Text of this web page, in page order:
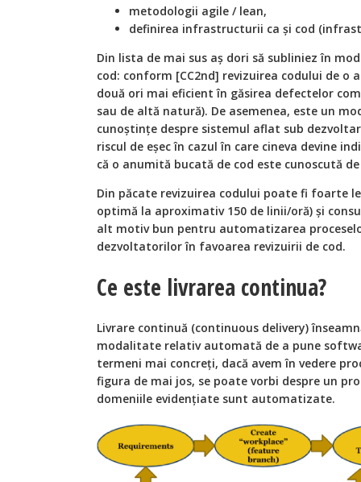
metodologii agile / lean,
definirea infrastructurii ca și cod (
Din lista de mai sus aș dori să subliniez în
cod: conform [CC2nd] revizuirea codului de o
două ori mai eficient în găsirea defectelor
sau de altă natură). De asemenea, este un
cunoștințe despre sistemul aflat sub
riscul de eșec în cazul în care cineva devine
că o anumită bucată de cod este cunoscută
Din păcate revizuirea codului poate fi foarte
optimă la aproximativ 150 de linii/oră) și
alt motiv bun pentru automatizarea
dezvoltatorilor în favoarea revizuirii de cod.
Ce este livrarea continua?
Livrare continuă (continuous delivery)
modalitate relativ automată de a pune
termeni mai concreți, dacă avem în vedere
figura de mai jos, se poate vorbi despre un
domeniile evidențiate sunt automatizate.